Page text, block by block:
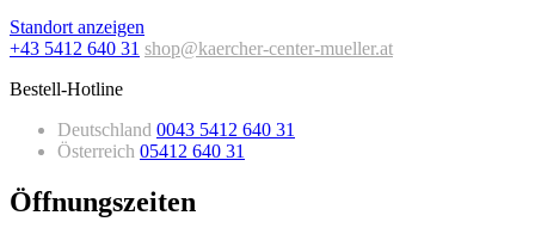
Standort anzeigen
+43 5412 640 31 shop@kaercher-center-mueller.at
Bestell-Hotline
Deutschland 0043 5412 640 31
Österreich 05412 640 31
Öffnungszeiten